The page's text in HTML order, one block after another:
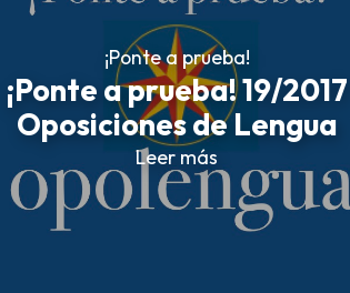
¡Ponte a prueba!
¡Ponte a prueba! 19/2017
Oposiciones de Lengua
Leer más